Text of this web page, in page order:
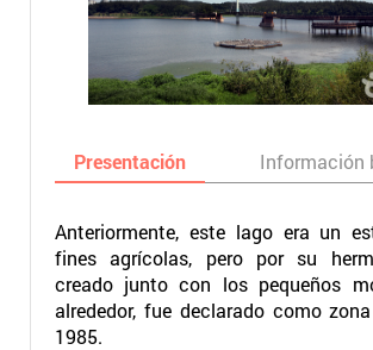
Presentación Información
Anteriormente, este lago era un
fines agrícolas, pero por su
creado junto con los pequeños
alrededor, fue declarado como
1985.